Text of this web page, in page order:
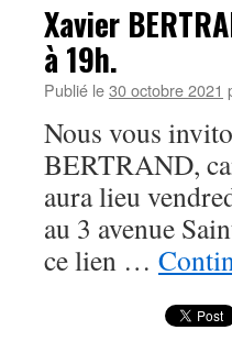
Xavier
à 19h.
Publié le30 octobre 2021
Nous vous
BERTRAND,
aura lieu
au 3 avenue
ce lien …